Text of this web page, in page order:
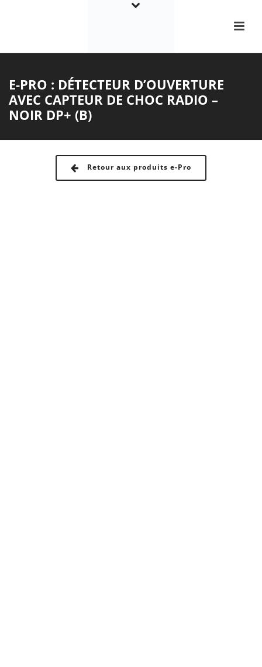
E-PRO : DÉTECTEUR D’OUVERTURE
AVEC CAPTEUR DE CHOC RADIO –
NOIR DP+ (B)
Retour aux produits e-Pro